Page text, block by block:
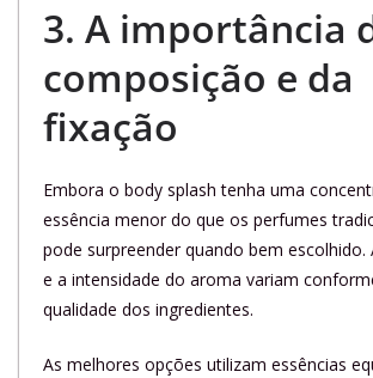
3. A importância
composição e da
fixação
Embora o body splash tenha uma
essência menor do que os perfumes
pode surpreender quando bem escolhido.
e a intensidade do aroma variam
qualidade dos ingredientes.
As melhores opções utilizam essências